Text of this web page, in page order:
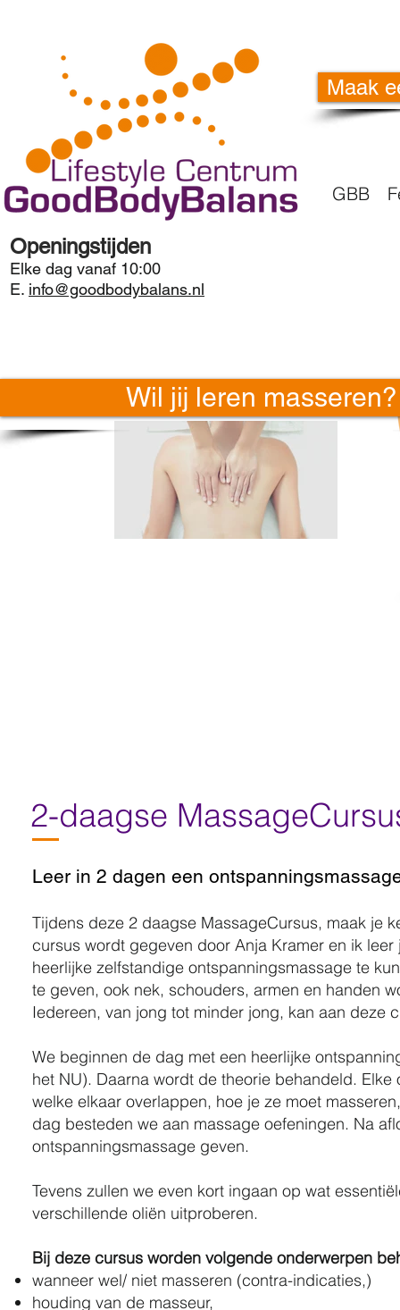
Maak
GBB
Wil jij leren masseren?
2-daagse
Leer in 2 dagen een ontspanningsm
Tijdens deze 2 daagse MassageCursus, maak je
cursus wordt gegeven door Anja Kramer en ik
heerlijke zelfstandige ontspanningsmassage te
te geven, ook nek, schouders, armen en handen
Iedereen, van jong tot minder jong, kan aan deze
We beginnen de dag met een heerlijke
het NU). Daarna wordt de theorie behandeld.
welke elkaar overlappen, hoe je ze moet
dag besteden we aan massage oefeningen. Na
ontspanningsmassage geven.
Tevens zullen we even kort ingaan op wat
verschillende oliën uitproberen.
Bij deze cursus worden volgende onderwerpen
wanneer wel/ niet masseren (contra-indicaties,)
houding van de masseur,
Openingstijden
Elke dag vanaf 10:00
E. info@goodbodybalans.nl